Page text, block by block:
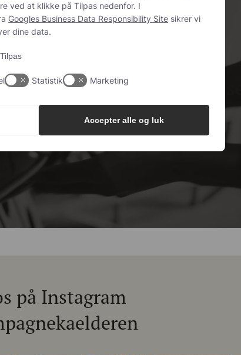
tips og gode priser
på Instagram
på Tilpas nedenfor. I overensstemmelse med
Sitesikrer vi gennemsigtighed og din
Statistik Marketing
Accepter alle og luk